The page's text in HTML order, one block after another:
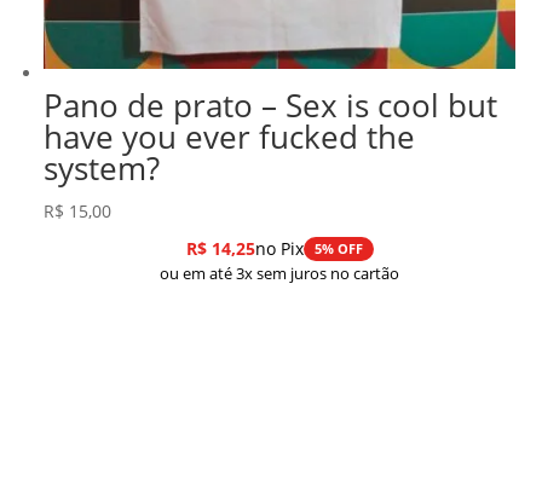
Pano de prato – Sex is cool but
have you ever fucked the
system?
R$ 15,00
R$14,25no Pix 5% OFF
ou em até 3x sem juros no cartão